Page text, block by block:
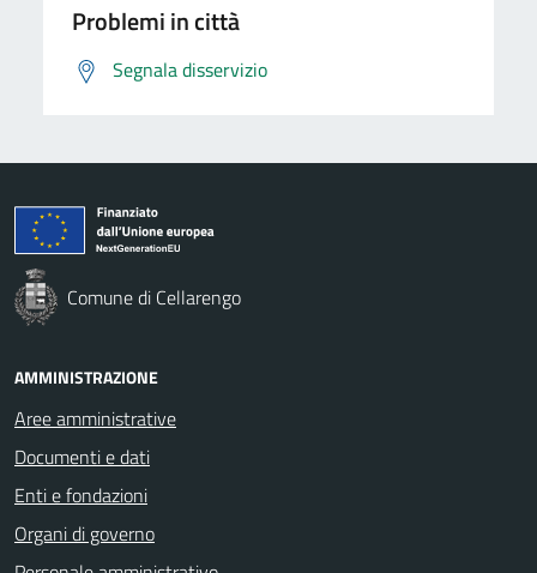
Problemi in città
Segnala disservizio
Comune di Cellarengo
AMMINISTRAZIONE
Aree amministrative
Documenti e dati
Enti e fondazioni
Organi di governo